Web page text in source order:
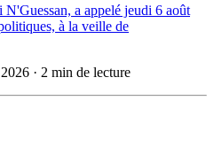
a appelé jeudi 6 août
à la veille de
· 2 min de lecture